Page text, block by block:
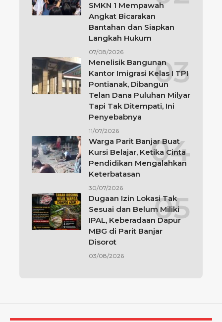
SMKN 1 Mempawah
Angkat Bicarakan
Bantahan dan Siapkan
Langkah Hukum
07/08/2026
Menelisik Bangunan
Kantor Imigrasi Kelas I TPI
Pontianak, Dibangun
Telan Dana Puluhan Milyar
Tapi Tak Ditempati, Ini
Penyebabnya
11/07/2026
Warga Parit Banjar Buat
Kursi Belajar, Ketika Cinta
Pendidikan Mengalahkan
Keterbatasan
30/07/2026
Dugaan Izin Lokasi Tak
Sesuai dan Belum Miliki
IPAL, Keberadaan Dapur
MBG di Parit Banjar
Disorot
03/08/2026